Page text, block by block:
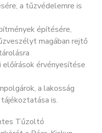
a tűzvédelemre is
építésére,
magában rejtő
előírások érvényesítése
a lakosság
is.
Tűzoltó